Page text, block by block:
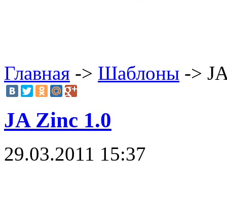
Главная -> Шаблоны ->
JA Zinc 1.0
29.03.2011 15:37